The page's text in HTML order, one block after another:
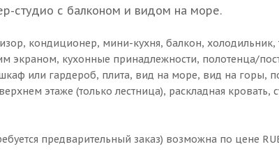
студио с балконом и видом на море.
кондиционер, мини-кухня, балкон,
экраном, кухонные принадлежности, полотенца/
или гардероб, плита, вид на море, вид на горы,
этаже (только лестница), раскладная кровать,
предварительный заказ) возможна по цене